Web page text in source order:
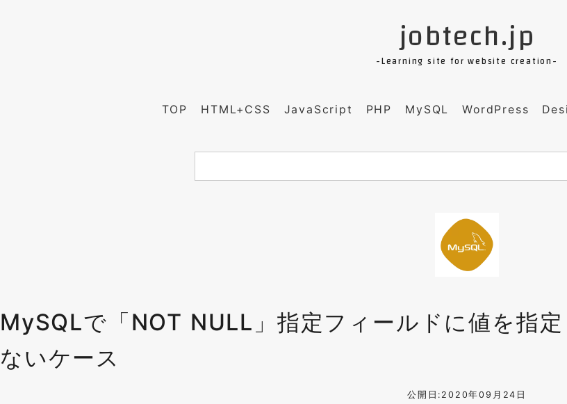
jobtech.jp
-Learning site for website creation-
TOP HTML+CSS JavaScript PHP MySQL WordPress
MySQLで「NOT NULL」指定フィールドに値を指
ないケース
公開日:2020年09月24日